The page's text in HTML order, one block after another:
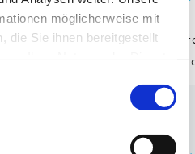
möglicherweise mit
die Sie ihnen bereitgestellt
Informationen für Sie
weiterführende Links zu